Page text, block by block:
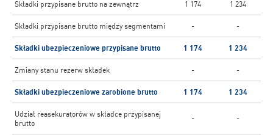
Składki przypisane brutto na zewnątrz 1 174 1 234
Składki przypisane brutto między segmentami - -
Składki ubezpieczeniowe przypisane brutto 1 174 1 234
Zmiany stanu rezerw składek - -
Składki ubezpieczeniowe zarobione brutto 1 174 1 234
Udział reasekuratorów w składce przypisanej
brutto
- -